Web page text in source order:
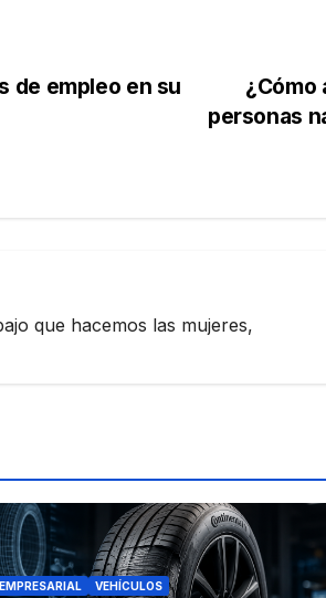
¿Cómo
personas
de empleo en su
que hacemos las mujeres,
EMPRESARIAL VEHÍCULOS